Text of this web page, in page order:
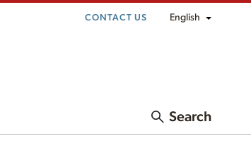
CONTACT US English
Search